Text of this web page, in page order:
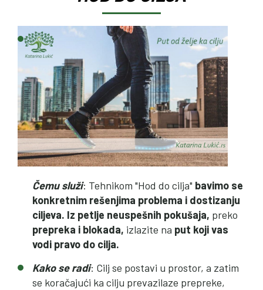
Čemu služi: Tehnikom "Hod do cilja" bavimo se
konkretnim rešenjima problema i dostizanju
ciljeva. Iz petlje neuspešnih pokušaja, preko
prepreka i blokada, izlazite na put koji vas
vodi pravo do cilja.
Kako se radi: Cilj se postavi u prostor, a zatim
se koračajući ka cilju prevazilaze prepreke,